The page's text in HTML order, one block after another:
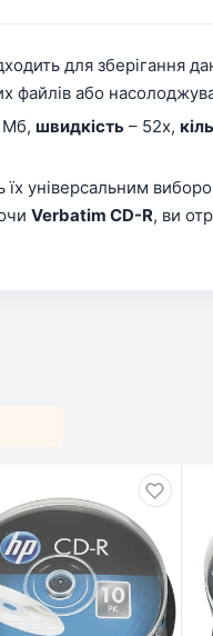
для зберігання
файлів або
Мб, швидкість – 52x,
універсальним
Verbatim CD-R, ви